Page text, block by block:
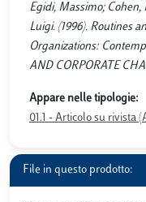
Egidi, Massimo; Cohen,
Luigi. (1996). Routines
Organizations:
AND CORPORATE
Appare nelle tipologie:
01.1 - Articolo su rivista
File in questo prodotto: